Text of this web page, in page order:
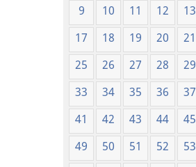
9
10 11 12 13
17
18 19 20 21
25
26 27 28 29
33
34 35 36 37
41
42 43 44 45
49
50 51 52 53